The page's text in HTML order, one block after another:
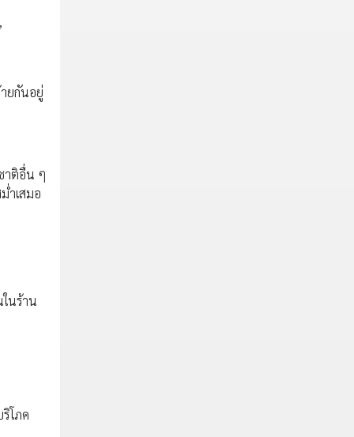
ยกันอยู่
าติอื่น ๆ
ำเสมอ
นร้าน
โภค